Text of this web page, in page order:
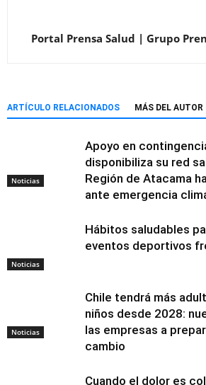
Portal Prensa Salud | Grupo
ARTÍCULO RELACIONADOS MÁS DEL AUTOR
Noticias
Apoyo en
disponibiliza su red
Región de Atacama
ante emergencia
Noticias
Hábitos saludables
eventos deportivos
Noticias
Chile tendrá más
niños desde 2028:
las empresas a
cambio
Cuando el dolor es